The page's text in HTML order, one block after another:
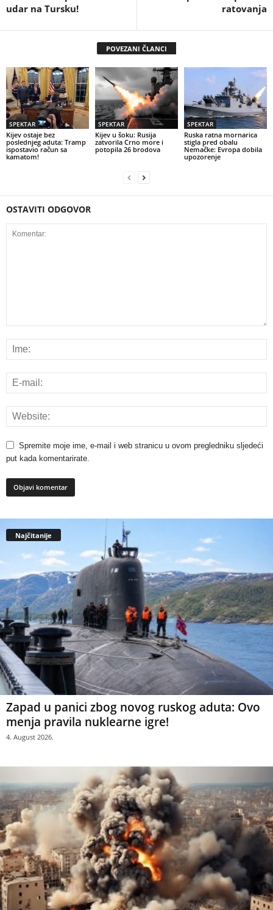
udar na Tursku!
ratovanja
POVEZANI ČLANCI
SPEKTAR
Kijev ostaje bez
poslednjeg aduta: Tramp
ispostavio račun sa
kamatom!
SPEKTAR
Kijev u šoku: Rusija
zatvorila Crno more i
potopila 26 brodova
SPEKTAR
Ruska ratna mornarica
stigla pred obalu
Nemačke: Evropa dobila
upozorenje
OSTAVITI ODGOVOR
Spremite moje ime, e-mail i web stranicu u ovom pregledniku sljedeći
put kada komentarirate.
Najčitanije
Zapad u panici zbog novog ruskog aduta: Ovo
menja pravila nuklearne igre!
4. August 2026.